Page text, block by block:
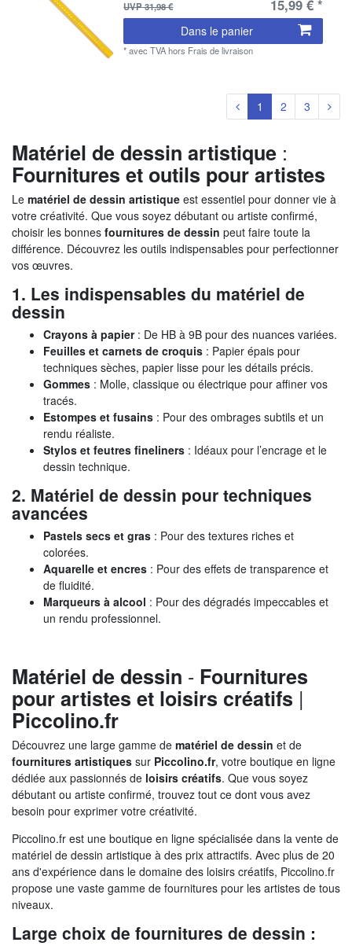
UVP 31,98 € 15,99 € *
Dans le panier
*avec TVAhors Frais de livraison
1 2 3
Matériel de dessin artistique :
Fournitures et outils pour artistes
Le matériel de dessin artistique est essentiel pour donner vie à
votre créativité. Que vous soyez débutant ou artiste confirmé,
choisir les bonnes fournitures de dessin peut faire toute la
différence. Découvrez les outils indispensables pour perfectionner
vos œuvres.
1. Les indispensables du matériel de
dessin
Crayons à papier: De HB à 9B pour des nuances variées.
Feuilles et carnets de croquis : Papier épais pour
techniques sèches, papier lisse pour les détails précis.
Gommes : Molle, classique ou électrique pour affiner vos
tracés.
Estompes et fusains : Pour des ombrages subtils et un
rendu réaliste.
Stylos et feutres fineliners : Idéaux pour l’encrage et le
dessin technique.
2. Matériel de dessin pour techniques
avancées
Pastels secs et gras : Pour des textures riches et
colorées.
Aquarelle et encres : Pour des effets de transparence et
de fluidité.
Marqueurs à alcool : Pour des dégradés impeccables et
un rendu professionnel.
Matériel de dessin - Fournitures
pour artistes et loisirs créatifs |
Piccolino.fr
Découvrez une large gamme de matériel de dessin et de
fournitures artistiques sur Piccolino.fr, votre boutique en ligne
dédiée aux passionnés de loisirs créatifs. Que vous soyez
débutant ou artiste confirmé, trouvez tout ce dont vous avez
besoin pour exprimer votre créativité.
Piccolino.fr est une boutique en ligne spécialisée dans la vente de
matériel de dessin artistique à des prix attractifs. Avec plus de 20
ans d'expérience dans le domaine des loisirs créatifs, Piccolino.fr
propose une vaste gamme de fournitures pour les artistes de tous
niveaux.
Large choix de fournitures de dessin :